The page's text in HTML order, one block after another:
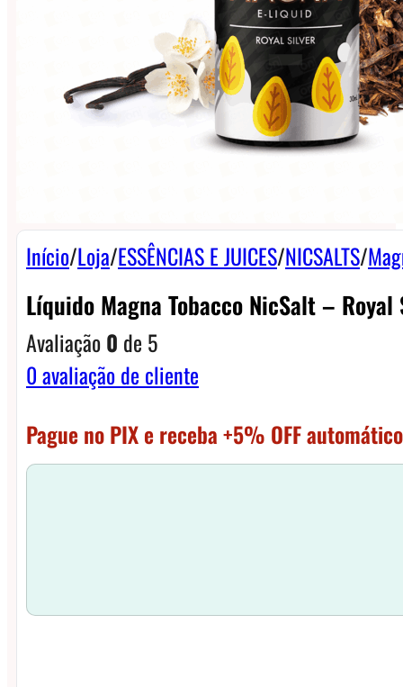
Início/Loja/ESSÊNCIAS E JUICES/NICSALTS/
Líquido Magna Tobacco NicSalt –
Avaliação0 de 5
0avaliação de cliente
Pague no PIX e receba +5% OFF